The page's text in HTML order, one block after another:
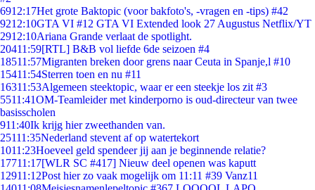
6912:17Het grote Baktopic (voor bakfoto's, -vragen en -tips) #42
9212:10GTA VI #12 GTA VI Extended look 27 Augustus Netflix/YT
2912:10Ariana Grande verlaat de spotlight.
20411:59[RTL] B&B vol liefde 6de seizoen #4
18511:57Migranten breken door grens naar Ceuta in Spanje,l #10
15411:54Sterren toen en nu #11
16311:53Algemeen steektopic, waar er een steekje los zit #3
5511:41OM-Teamleider met kinderporno is oud-directeur van twee
basisscholen
911:40Ik krijg hier zweethanden van.
25111:35Nederland stevent af op watertekort
1011:23Hoeveel geld spendeer jij aan je beginnende relatie?
17711:17[WLR SC #417] Nieuw deel openen was kaputt
12911:12Post hier zo vaak mogelijk om 11:11 #39 Vanz11